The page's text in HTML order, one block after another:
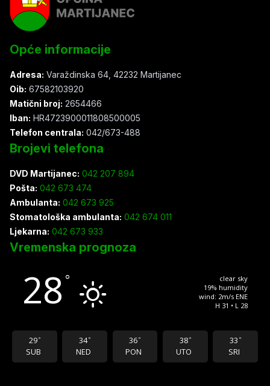
Opće informacije
Adresa: Varaždinska 64, 42232 Martijanec
Oib: 67582103920
Matični broj: 2654466
Iban: HR4723900011808500005
Telefon centrala: 042/673-488
Brojevi telefona
DVD Martijanec: 042 207 894
Pošta: 042 673 474
Ambulanta: 042 673 925
Stomatološka ambulanta: 042 674 011
Ljekarna: 042 673 933
Vremenska prognoza
28 °
clear sky
19% humidity
wind: 2m/s ENE
H 31 • L 28
29 °
SUB
34 °
NED
36 °
PON
38 °
UTO
33 °
SRI